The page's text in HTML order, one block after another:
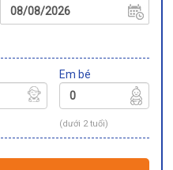
Em bé
(dưới 2 tuổi)